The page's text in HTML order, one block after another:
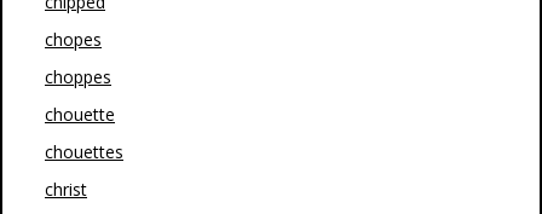
chopes
choppes
chouette
chouettes
christ